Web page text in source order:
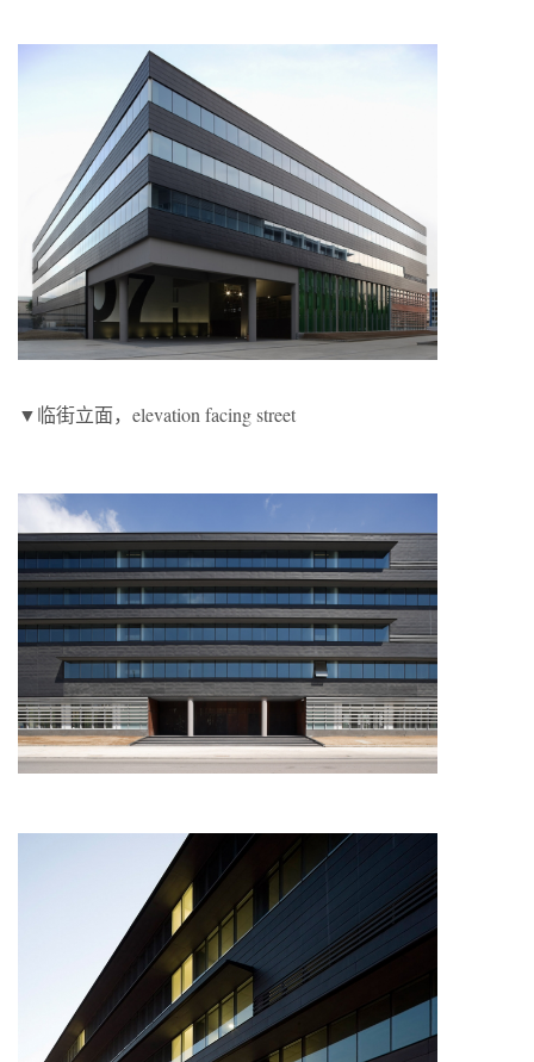
▼临街立面，elevation facing street